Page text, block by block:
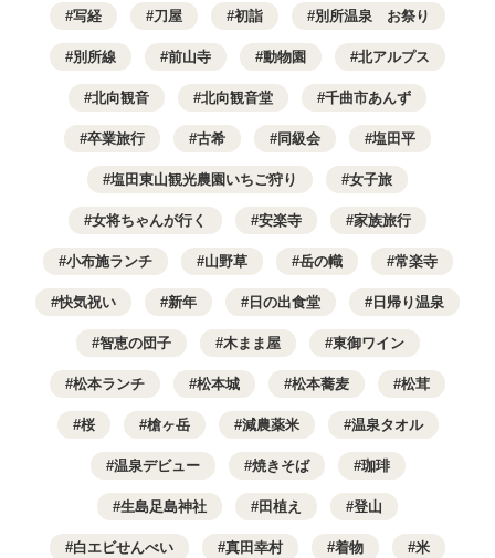
写経 刀屋 初詣 別所温泉 お祭り
別所線 前山寺 動物園 北アルプス
北向観音 北向観音堂 千曲市あんず
卒業旅行 古希 同級会 塩田平
塩田東山観光農園いちご狩り 女子旅
女将ちゃんが行く 安楽寺 家族旅行
小布施ランチ 山野草 岳の幟 常楽寺
快気祝い 新年 日の出食堂 日帰り温泉
智恵の団子 木まま屋 東御ワイン
松本ランチ 松本城 松本蕎麦 松茸
桜 槍ヶ岳 減農薬米 温泉タオル
温泉デビュー 焼きそば 珈琲
生島足島神社 田植え 登山
白エビせんべい 真田幸村 着物 米